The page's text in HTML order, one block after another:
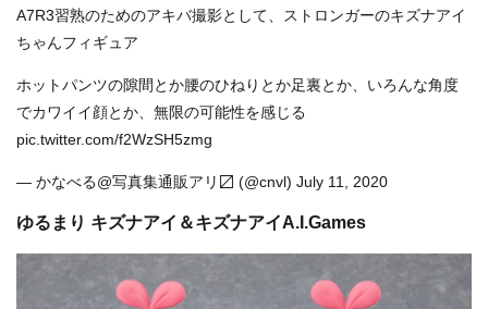
A7R3習熟のためのアキバ撮影として、ストロンガーのキズナアイ
ちゃんフィギュア
ホットパンツの隙間とか腰のひねりとか足裏とか、いろんな角度
でカワイイ顔とか、無限の可能性を感じる
pic.twitter.com/f2WzSH5zmg
— かなべる@写真集通販アリ〼 (@cnvl) July 11, 2020
ゆるまり キズナアイ＆キズナアイA.I.Games